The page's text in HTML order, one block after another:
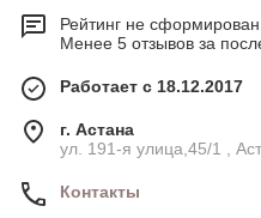
Рейтинг не сформирован
Менее 5 отзывов за
Работает с 18.12.2017
г. Астана
ул. 191-я улица,45/1 ,
Контакты